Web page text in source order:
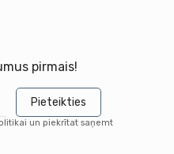
pirmais!
Pieteikties
un piekrītat saņemt